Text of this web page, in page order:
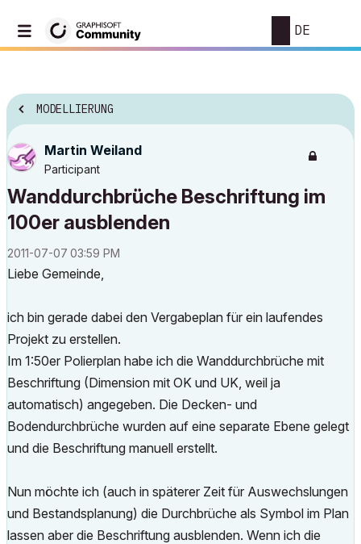
DE
MODELLIERUNG
Martin Weiland
Participant
Wanddurchbrüche Beschriftung im
100er ausblenden
‎2011-07-07 03:59 PM
Liebe Gemeinde,
ich bin gerade dabei den Vergabeplan für ein laufendes
Projekt zu erstellen.
Im 1:50er Polierplan habe ich die Wanddurchbrüche mit
Beschriftung (Dimension mit OK und UK, weil ja
automatisch) angegeben. Die Decken- und
Bodendurchbrüche wurden auf eine separate Ebene gelegt
und die Beschriftung manuell erstellt.
Nun möchte ich (auch in späterer Zeit für Auswechslungen
und Bestandsplanung) die Durchbrüche als Symbol im Plan
lassen aber die Beschriftung ausblenden. Wenn ich die